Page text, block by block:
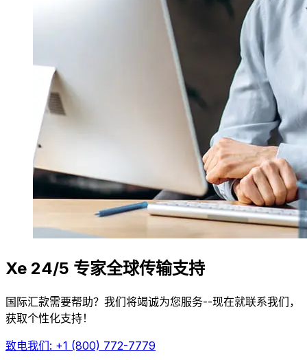
Xe 24/5 专家全球传输支持
国际汇款需要帮助？我们将竭诚为您服务--现在就联系我们，
获取个性化支持！
致电我们: +1 (800) 772-7779